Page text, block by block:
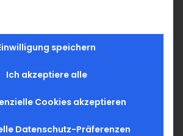
Blumen 17mm
zzgl. Versand
speichern
Ich akzeptiere alle
Cookies akzeptieren
Datenschutz-Präferenzen